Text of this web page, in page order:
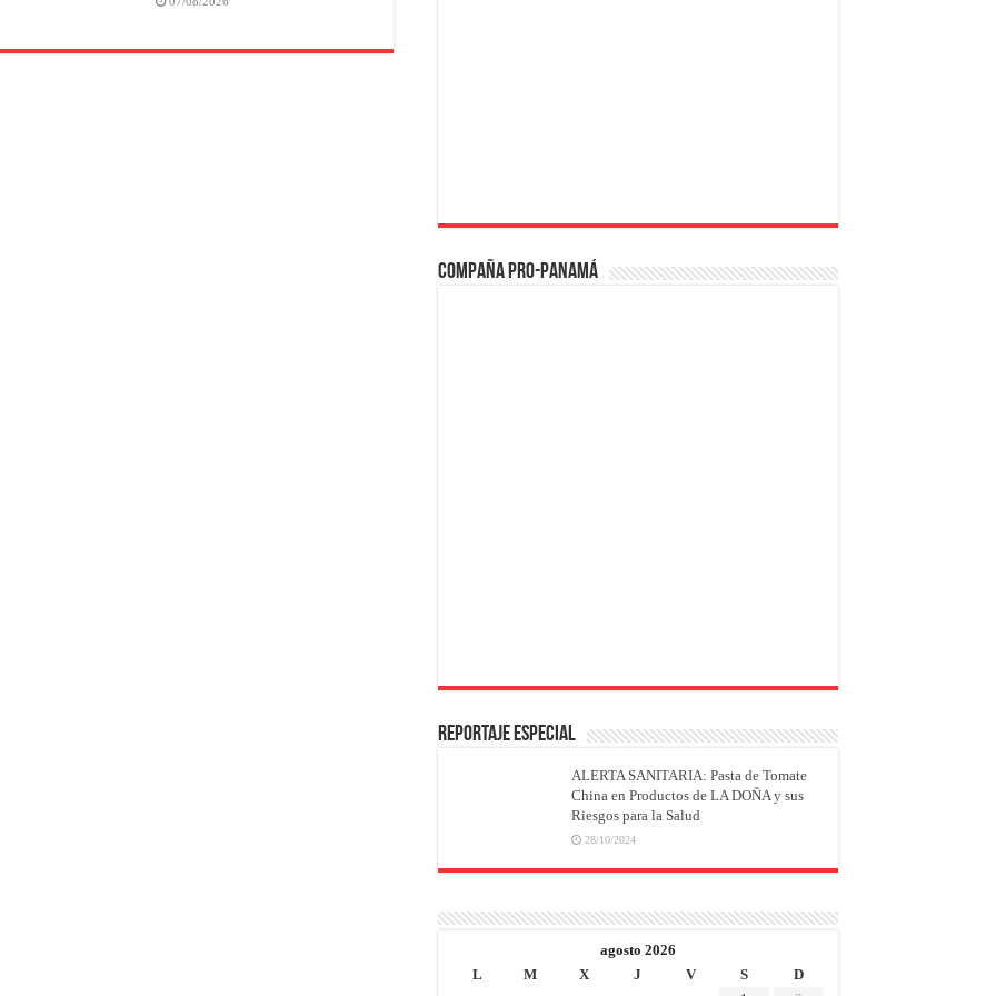
Compaña PRO-Panamá
REPORTAJE ESPECIAL
ALERTA SANITARIA: Pasta de Tomate
China en Productos de LA DOÑA y sus
Riesgos para la Salud
28/10/2024
agosto 2026
L
M X J V S
D